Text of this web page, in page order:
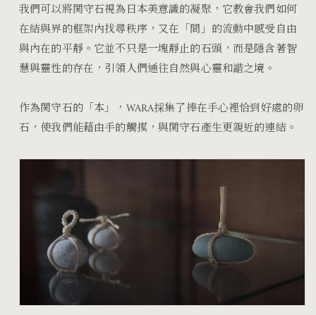
我們可以將関守石視為日本美意識的凝聚，它教會我們如何
在結與界的框架內找尋秩序，又在「間」的流動中感受自由
與內在的平靜。它並不只是一塊靜止的石頭，而是隱含著智
慧與靈性的存在，引領人們通往自然與心靈和諧之境。
作為関守石的「本」， WARA採集了捧在手心裡恰到好處的卵
石，使我們能藉由手的觸摸，與関守石產生更親近的連結。